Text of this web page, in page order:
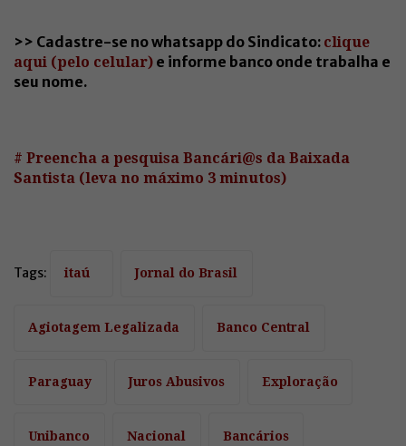
>> Cadastre-se no whatsapp do Sindicato: clique
aqui (pelo celular) e informe banco onde trabalha e
seu nome.
# Preencha a pesquisa Bancári@s da Baixada
Santista (leva no máximo 3 minutos)
Tags: itaú Jornal do Brasil
Agiotagem Legalizada Banco Central
Paraguay Juros Abusivos Exploração
Unibanco Nacional Bancários